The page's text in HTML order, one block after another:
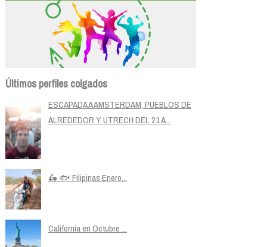
Últimos perfiles colgados
ESCAPADA A AMSTERDAM, PUEBLOS DE
ALREDEDOR Y UTRECH DEL 21 A...
🛵 🐟 Filipinas Enero...
California en Octubre ...